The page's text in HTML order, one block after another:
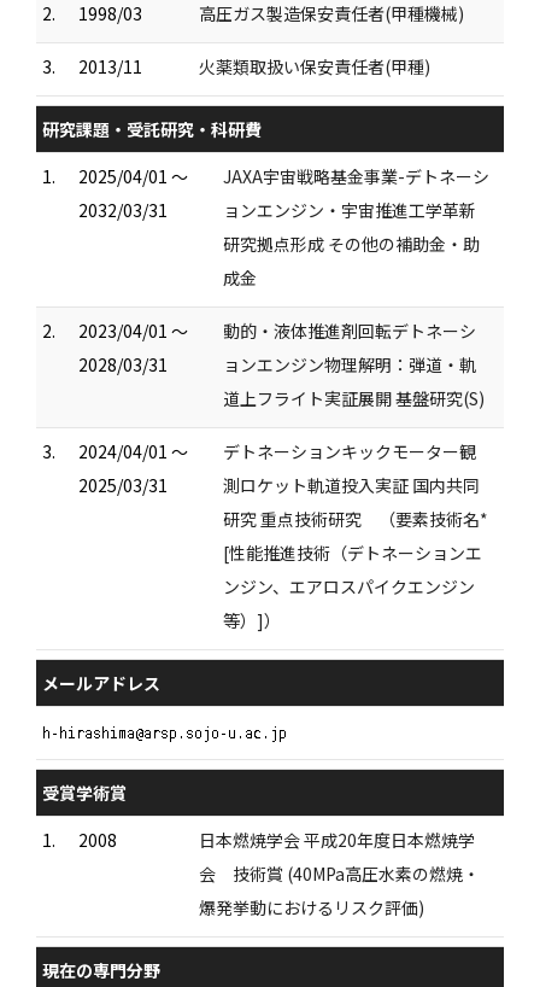
2. 1998/03 高圧ガス製造保安責任者(甲種機械)
3. 2013/11 火薬類取扱い保安責任者(甲種)
研究課題・受託研究・科研費
1.
2025/04/01 ～
2032/03/31
JAXA宇宙戦略基金事業-デトネーシ
ョンエンジン・宇宙推進工学革新
研究拠点形成 その他の補助金・助
成金
2.
2023/04/01 ～
2028/03/31
動的・液体推進剤回転デトネーシ
ョンエンジン物理解明：弾道・軌
道上フライト実証展開 基盤研究(S)
3.
2024/04/01 ～
2025/03/31
デトネーションキックモーター観
測ロケット軌道投入実証 国内共同
研究 重点技術研究 （要素技術名*
[性能推進技術（デトネーションエ
ンジン、エアロスパイクエンジン
等）]）
メールアドレス
受賞学術賞
1.
2008
日本燃焼学会 平成20年度日本燃焼学
会 技術賞 (40MPa高圧水素の燃焼・
爆発挙動におけるリスク評価)
現在の専門分野